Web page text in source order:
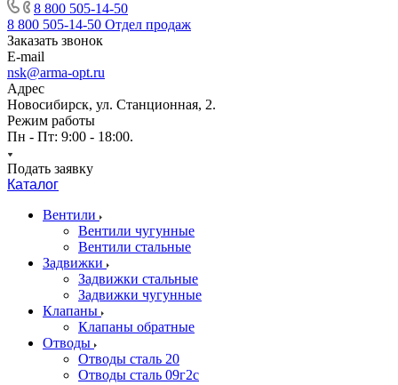
8 800 505-14-50
8 800 505-14-50 Отдел продаж
Заказать звонок
E-mail
nsk@arma-opt.ru
Адрес
Новосибирск, ул. Станционная, 2.
Режим работы
Пн - Пт: 9:00 - 18:00.
Подать заявку
Каталог
Вентили
Вентили чугунные
Вентили стальные
Задвижки
Задвижки стальные
Задвижки чугунные
Клапаны
Клапаны обратные
Отводы
Отводы сталь 20
Отводы сталь 09г2с